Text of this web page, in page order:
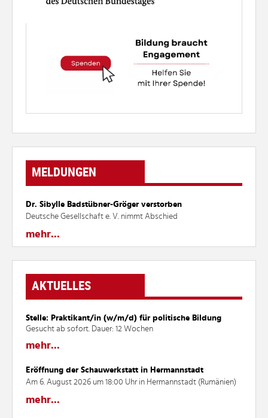
MELDUNGEN
Dr. Sibylle Badstübner-Gröger verstorben
Deutsche Gesellschaft e. V. nimmt Abschied
mehr...
AKTUELLES
Stelle: Praktikant/in (w/m/d) für politische Bildung
Gesucht ab sofort. Dauer: 12 Wochen
mehr...
Eröffnung der Schauwerkstatt in Hermannstadt
Am 6. August 2026 um 18:00 Uhr in Hermannstadt (Rumänien)
mehr...